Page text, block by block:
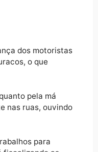
a rua Flora Rica,
segurança dos